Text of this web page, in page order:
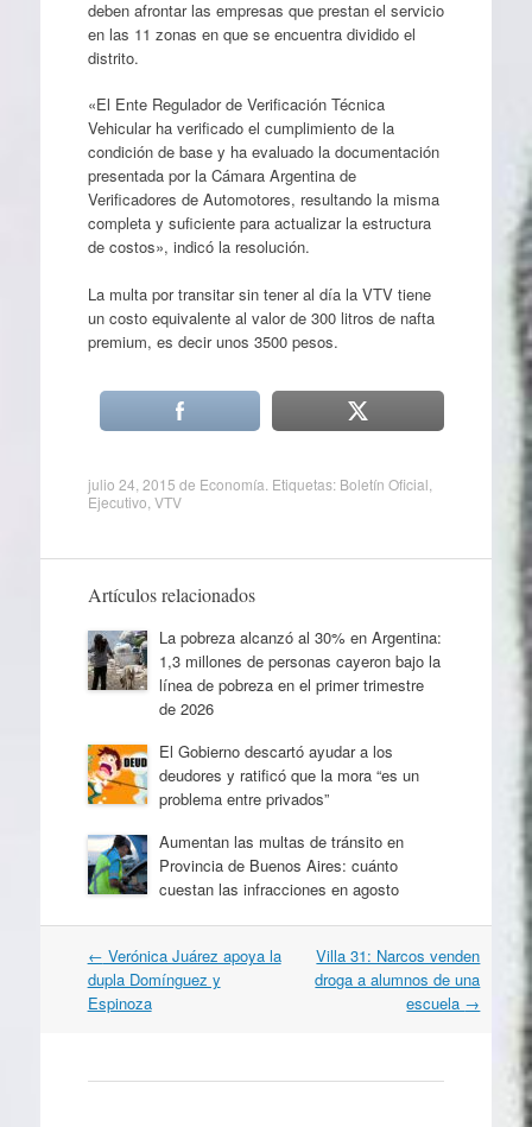
deben afrontar las empresas que prestan el servicio
en las 11 zonas en que se encuentra dividido el
distrito.
«El Ente Regulador de Verificación Técnica
Vehicular ha verificado el cumplimiento de la
condición de base y ha evaluado la documentación
presentada por la Cámara Argentina de
Verificadores de Automotores, resultando la misma
completa y suficiente para actualizar la estructura
de costos», indicó la resolución.
La multa por transitar sin tener al día la VTV tiene
un costo equivalente al valor de 300 litros de nafta
premium, es decir unos 3500 pesos.
julio 24, 2015 de Economía . Etiquetas: Boletín Oficial
Ejecutivo VTV
Artículos relacionados
La pobreza alcanzó al 30% en Argentina:
1,3 millones de personas cayeron bajo la
línea de pobreza en el primer trimestre
de 2026
El Gobierno descartó ayudar a los
deudores y ratificó que la mora “es un
problema entre privados”
Aumentan las multas de tránsito en
Provincia de Buenos Aires: cuánto
cuestan las infracciones en agosto
Navegación
por
artículos
← Verónica Juárez apoya la
dupla Domínguez y
Espinoza
Villa 31: Narcos venden
droga a alumnos de una
escuela →